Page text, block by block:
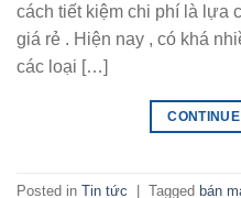
cách tiết kiệm chi phí là lựa
giá rẻ . Hiện nay , có khá
các loại […]
Posted in Tin tức Tagged bán